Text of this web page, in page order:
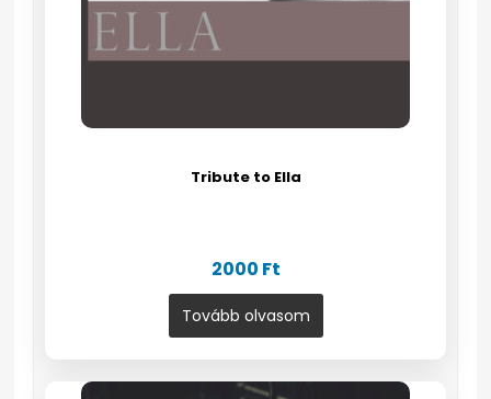
Tribute to Ella
2000 Ft
Tovább olvasom